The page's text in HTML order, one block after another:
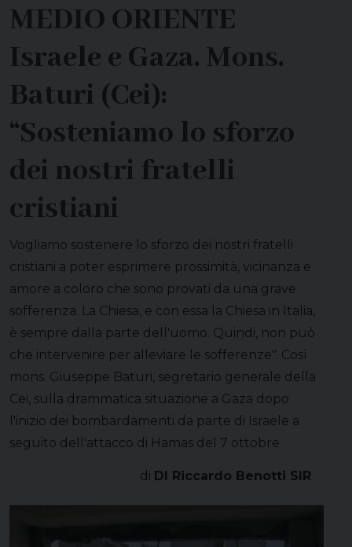
MEDIO ORIENTE
Israele e Gaza. Mons.
Baturi (Cei):
“Sosteniamo lo sforzo
dei nostri fratelli
cristiani
Vogliamo sostenere lo sforzo dei nostri fratelli
cristiani a poter esprimere prossimità, vicinanza e
amore a coloro che sono provati da una grave
sofferenza. La Chiesa, e con essa la Chiesa in Italia,
è sempre dalla parte dell'uomo. Quindi, non può
che intervenire per alleviare le sofferenze". Così
mons. Giuseppe Baturi, segretario generale della
Cei, sulla drammatica situazione a Gaza dopo
l'inizio dei bombardamenti da parte di Israele a
seguito dell'attacco di Hamas del 7 ottobre
di DI Riccardo Benotti SIR